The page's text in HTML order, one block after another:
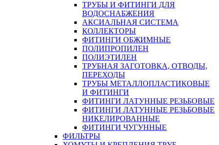
ТРУБЫ И ФИТИНГИ ДЛЯ
ВОДОСНАБЖЕНИЯ
АКСИАЛЬНАЯ СИСТЕМА
КОЛЛЕКТОРЫ
ФИТИНГИ ОБЖИМНЫЕ
ПОЛИПРОПИЛЕН
ПОЛИЭТИЛЕН
ТРУБНАЯ ЗАГОТОВКА, ОТВОДЫ,
ПЕРЕХОДЫ
ТРУБЫ МЕТАЛЛОПЛАСТИКОВЫЕ
И ФИТИНГИ
ФИТИНГИ ЛАТУННЫЕ РЕЗЬБОВЫЕ
ФИТИНГИ ЛАТУННЫЕ РЕЗЬБОВЫЕ
НИКЕЛИРОВАННЫЕ
ФИТИНГИ ЧУГУННЫЕ
ФИЛЬТРЫ